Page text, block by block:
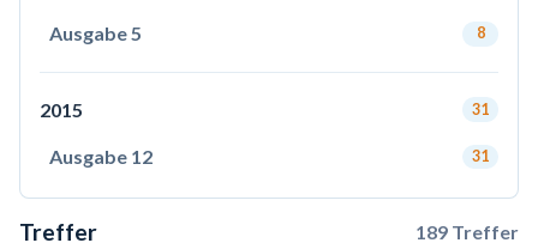
Ausgabe 5 8
2015 31
Ausgabe 12 31
Treffer 189 Treffer